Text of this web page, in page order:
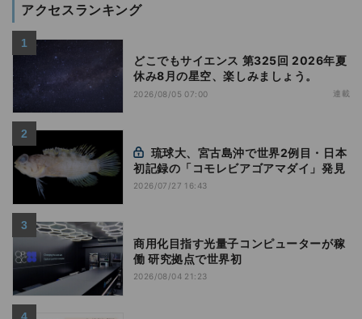
アクセスランキング
どこでもサイエンス 第325回 2026年夏
休み8月の星空、楽しみましょう。
2026/08/05 07:00 連載
初記録の「コモレビアゴアマダイ」発見
2026/07/27 16:43
商用化目指す光量子コンピューターが稼
働 研究拠点で世界初
2026/08/04 21:23